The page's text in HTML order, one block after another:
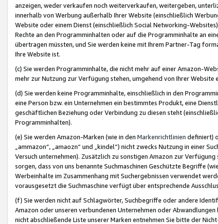
anzeigen, weder verkaufen noch weiterverkaufen, weitergeben,
innerhalb von Werbung außerhalb Ihrer Website (einschließlich
Website oder einem Dienst (einschließlich Social Networking-
Rechte an den Programminhalten oder auf die Programminhalte an
übertragen müssten, und Sie werden keine mit Ihrem Partner-Tag
Ihre Website ist.
(c) Sie werden Programminhalte, die nicht mehr auf einer Amazon-
mehr zur Nutzung zur Verfügung stehen, umgehend von Ihrer
(d) Sie werden keine Programminhalte, einschließlich in den
eine Person bzw. ein Unternehmen ein bestimmtes Produkt, eine
geschäftlichen Beziehung oder Verbindung zu diesen steht
Programminhalten).
(e) Sie werden Amazon-Marken (wie in den Markenrichtlinien definiert)
„ammazon“, „amaozn“ und „kindel“) nicht zwecks Nutzung in einer
Versuch unternehmen). Zusätzlich zu sonstigen Amazon zur
sorgen, dass von uns benannte Suchmaschinen Geschützte Begriffe
Werbeinhalte im Zusammenhang mit Suchergebnissen verwendet
vorausgesetzt die Suchmaschine verfügt über entsprechende
(f) Sie werden nicht auf Schlagwörter, Suchbegriffe oder andere
Amazon oder unseren verbundenen Unternehmen oder
nicht abschließende Liste unserer Marken entnehmen Sie bitte der